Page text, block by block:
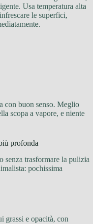
Usa temperatura alta
le superfici,
con buon senso. Meglio
scopa a vapore, e niente
profonda
senza trasformare la pulizia
pochissima
grassi e opacità, con